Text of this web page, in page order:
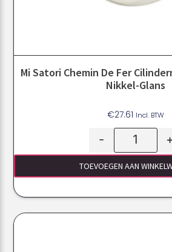
Mi Satori Chemin De Fer
Nikkel-Glans
€27.61 Incl. BTW
-
TOEVOEGEN AAN